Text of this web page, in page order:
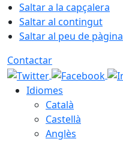
Saltar a la capçalera
Saltar al contingut
Saltar al peu de pàgina
Contactar
Idiomes
Català
Castellà
Anglès